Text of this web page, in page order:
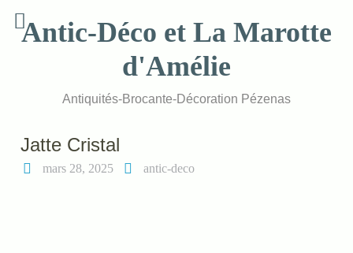
contentAntic-Déco et La Marotte
d'Amélie
Antiquités-Brocante-Décoration Pézenas
Jatte Cristal
mars 28, 2025 antic-deco